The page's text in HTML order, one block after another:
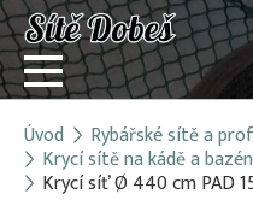
Přihlásit
Registrace
Úvod Rybářské sítě a
Krycí sítě na kádě a
Krycí síť Ø 440 cm PAD